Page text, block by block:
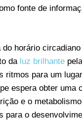
fonte de
horário
da luz brilhante
ritmos para um
espera obter
e o
para o